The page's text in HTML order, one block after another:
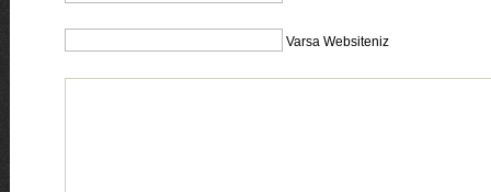
Varsa Websiteniz